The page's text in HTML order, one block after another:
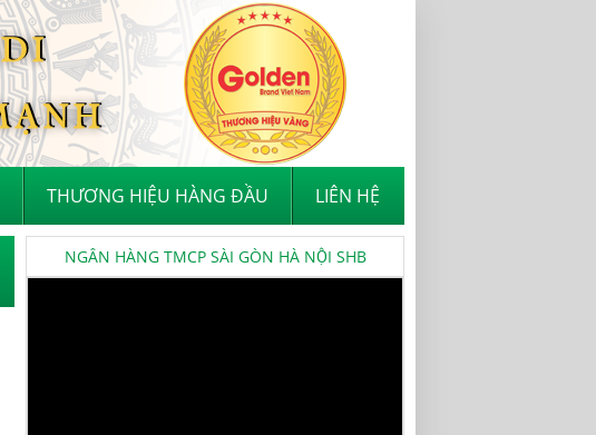
THƯƠNG HIỆU HÀNG ĐẦU LIÊN HỆ
NGÂN HÀNG TMCP SÀI GÒN HÀ NỘI SHB